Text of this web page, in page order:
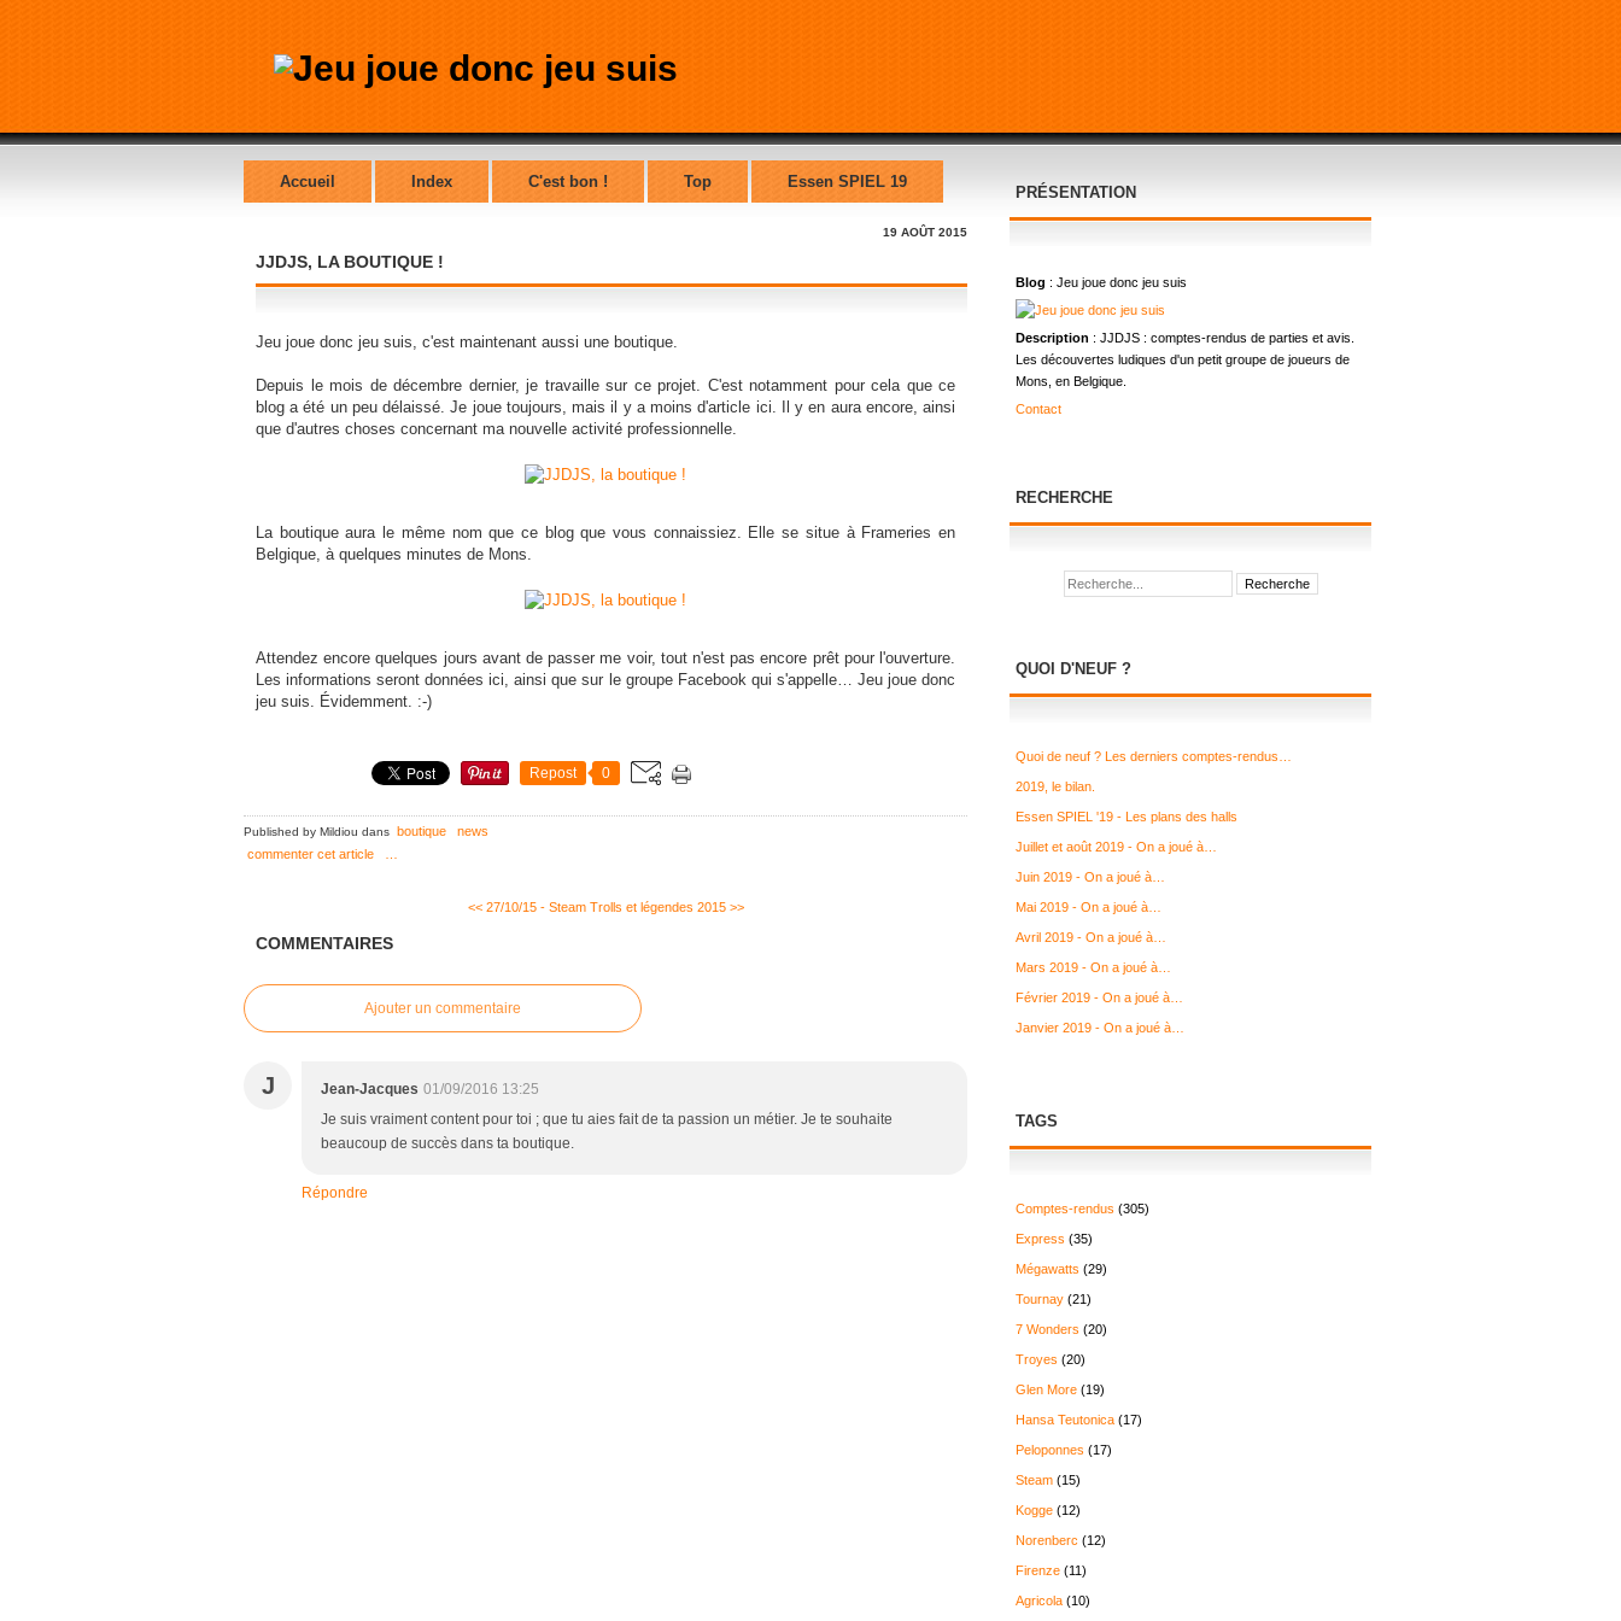
Accueil Index C'est bon ! Top Essen SPIEL 19
19 AOÛT 2015
JJDJS, LA BOUTIQUE !
Jeu joue donc jeu suis, c'est maintenant aussi une boutique.
Depuis le mois de décembre dernier, je travaille sur ce projet. C'est notamment pour cela que ce
blog a été un peu délaissé. Je joue toujours, mais il y a moins d'article ici. Il y en aura encore, ainsi
que d'autres choses concernant ma nouvelle activité professionnelle.
La boutique aura le même nom que ce blog que vous connaissiez. Elle se situe à Frameries en
Belgique, à quelques minutes de Mons.
Attendez encore quelques jours avant de passer me voir, tout n'est pas encore prêt pour l'ouverture.
Les informations seront données ici, ainsi que sur le groupe Facebook qui s'appelle… Jeu joue donc
jeu suis. Évidemment. :-)
Repost 0
Published by Mildiou dans boutique
news
commenter cet article
<< 27/10/15 - Steam Trolls et légendes 2015 >>
COMMENTAIRES
Ajouter un commentaire
J Jean-Jacques 01/09/2016 13:25
Je suis vraiment content pour toi ; que tu aies fait de ta passion un métier. Je te souhaite
beaucoup de succès dans ta boutique.
Répondre
PRÉSENTATION
Blog : Jeu joue donc jeu suis
Description : JJDJS : comptes-rendus de parties et avis.
Les découvertes ludiques d'un petit groupe de joueurs de
Mons, en Belgique.
Contact
RECHERCHE
QUOI D'NEUF ?
Quoi de neuf ? Les derniers comptes-rendus…
2019, le bilan.
Essen SPIEL '19 - Les plans des halls
Juillet et août 2019 - On a joué à…
Juin 2019 - On a joué à…
Mai 2019 - On a joué à…
Avril 2019 - On a joué à…
Mars 2019 - On a joué à…
Février 2019 - On a joué à…
Janvier 2019 - On a joué à…
TAGS
Comptes-rendus (305)
Express (35)
Mégawatts (29)
Tournay (21)
7 Wonders (20)
Troyes (20)
Glen More (19)
Hansa Teutonica (17)
Peloponnes (17)
Steam (15)
Kogge (12)
Norenberc (12)
Firenze (11)
Agricola (10)